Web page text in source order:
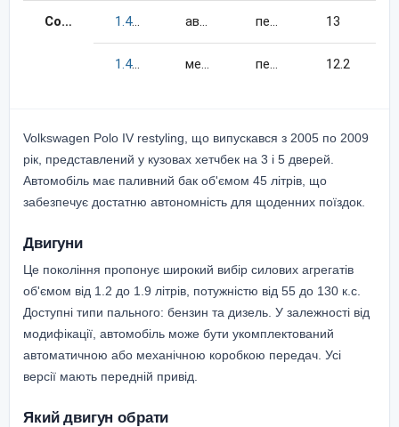
Comfortline 1.480 бензин
автомат передній 13
1.480 бензин
механіка передній 12.2
Volkswagen Polo IV restyling, що випускався з 2005 по 2009
рік, представлений у кузовах хетчбек на 3 і 5 дверей.
Автомобіль має паливний бак об'ємом 45 літрів, що
забезпечує достатню автономність для щоденних поїздок.
Двигуни
Це покоління пропонує широкий вибір силових агрегатів
об'ємом від 1.2 до 1.9 літрів, потужністю від 55 до 130 к.с.
Доступні типи пального: бензин та дизель. У залежності від
модифікації, автомобіль може бути укомплектований
автоматичною або механічною коробкою передач. Усі
версії мають передній привід.
Який двигун обрати